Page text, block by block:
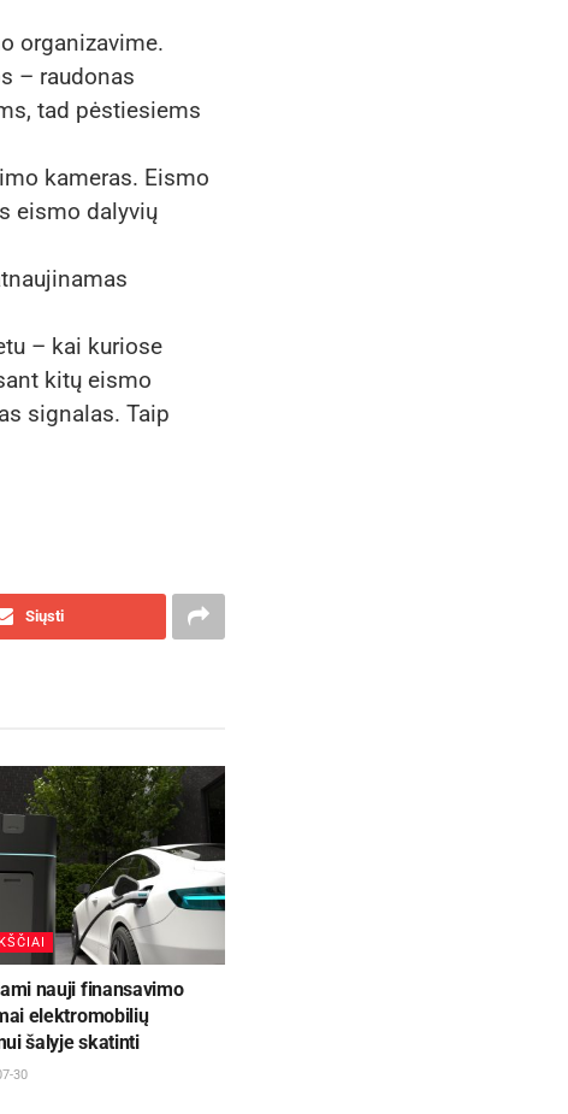
organizavime.
– raudonas
tad pėstiesiems
kameras. Eismo
eismo dalyvių
– kai kuriose
kitų eismo
signalas. Taip
Siųsti
nauji finansavimo
elektromobilių
šalyje skatinti
30